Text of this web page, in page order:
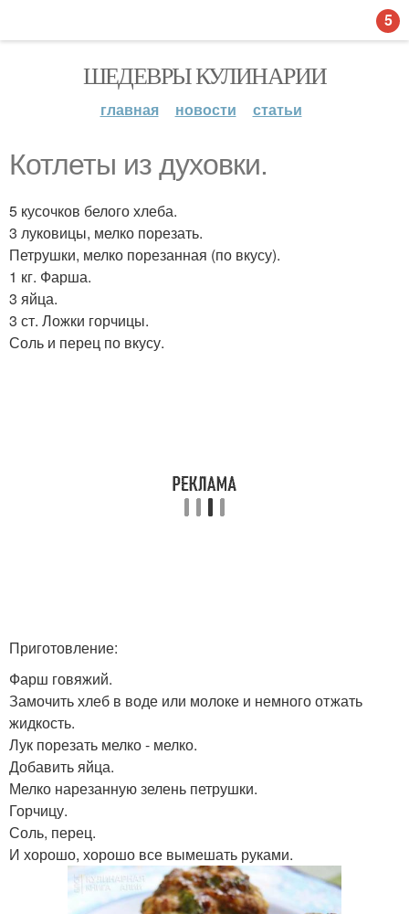
ШЕДЕВРЫ КУЛИНАРИИ
главная новости статьи
Котлеты из духовки.
5 кусочков белого хлеба.
3 луковицы, мелко порезать.
Петрушки, мелко порезанная (по вкусу).
1 кг. Фарша.
3 яйца.
3 ст. Ложки горчицы.
Соль и перец по вкусу.
Приготовление:
Фарш говяжий.
Замочить хлеб в воде или молоке и немного отжать
жидкость.
Лук порезать мелко - мелко.
Добавить яйца.
Мелко нарезанную зелень петрушки.
Горчицу.
Соль, перец.
И хорошо, хорошо все вымешать руками.
5